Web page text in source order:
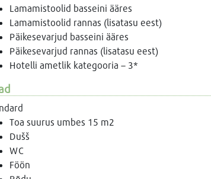
Lamamistoolid basseini ääres
Lamamistoolid rannas (lisatasu eest)
Päikesevarjud basseini ääres
Päikesevarjud rannas (lisatasu eest)
Hotelli ametlik kategooria – 3*
Toa suurus umbes 15 m2
Dušš
WC
Föön